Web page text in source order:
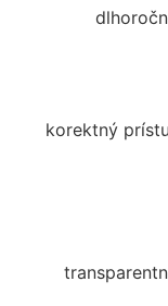
korektný